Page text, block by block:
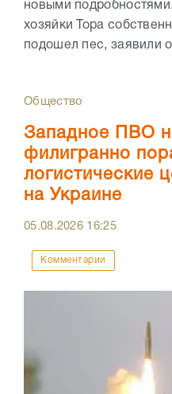
новыми
хозяйки Тора
подошел пес, заявили
Общество
Западное ПВО
филигранно
логистические
на Украине
05.08.2026 16:25
Комментарии